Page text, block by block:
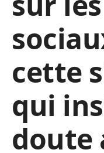
cette
qui
doute